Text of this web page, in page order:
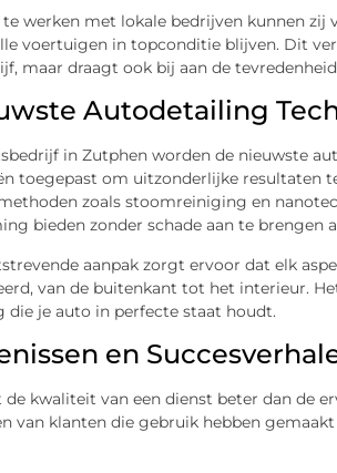
werken met lokale bedrijven kunnen zij
voertuigen in topconditie blijven. Dit
maar draagt ook bij aan de
Autodetailing
in Zutphen worden de nieuwste
toegepast om uitzonderlijke resultaten
zoals stoomreiniging en
bieden zonder schade aan te brengen
aanpak zorgt ervoor dat elk
van de buitenkant tot het interieur.
die je auto in perfecte staat houdt.
en
de kwaliteit van een dienst beter dan de
van klanten die gebruik hebben